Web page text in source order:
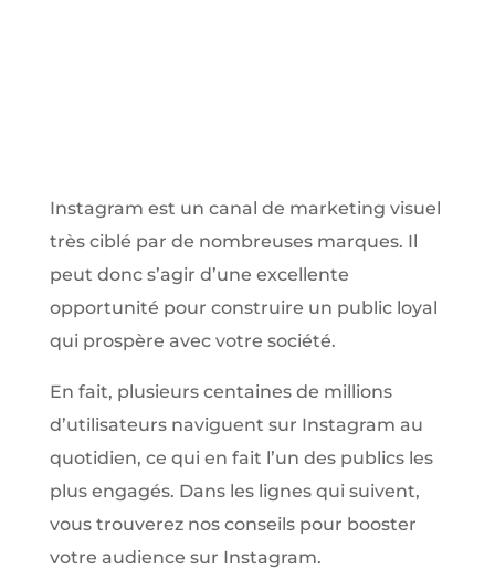
Instagram est un canal de marketing visuel
très ciblé par de nombreuses marques. Il
peut donc s’agir d’une excellente
opportunité pour construire un public loyal
qui prospère avec votre société.
En fait, plusieurs centaines de millions
d’utilisateurs naviguent sur Instagram au
quotidien, ce qui en fait l’un des publics les
plus engagés. Dans les lignes qui suivent,
vous trouverez nos conseils pour booster
votre audience sur Instagram.